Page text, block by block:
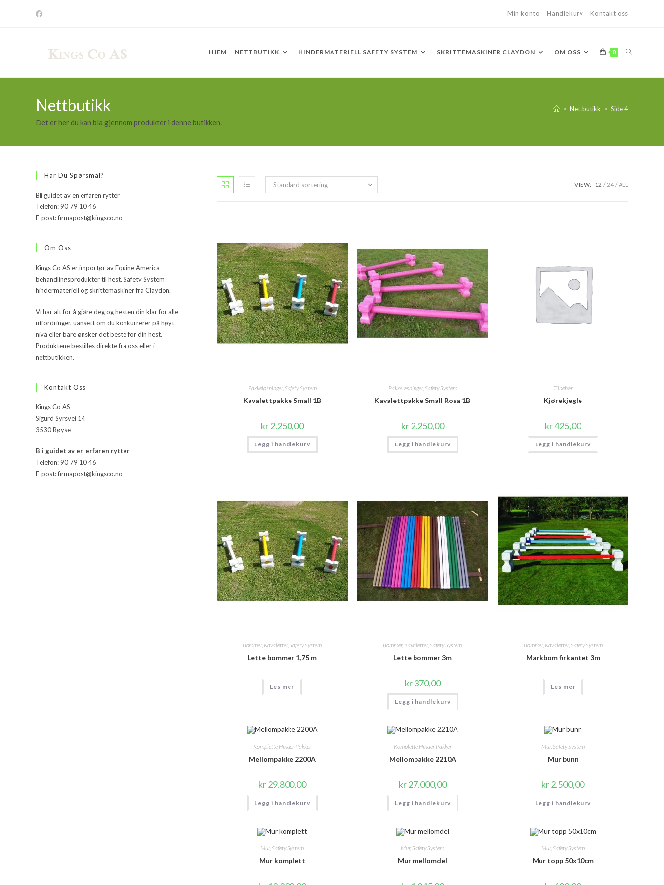
Min konto Handlekurv Kontakt oss
HJEM NETTBUTIKK HINDERMATERIELL SAFETY SYSTEM SKRITTEMASKINER CLAYDON OM OSS 0 TOGGLE
Nettbutikk
Det er her du kan bla gjennom produkter i denne butikken.
> Nettbutikk > Side 4
Standard sortering VIEW: 12 24 ALL
Pakkeløsninger, Safety System
Kavalettpakke Small 1B
kr2.250,00
Legg i handlekurv
Pakkeløsninger, Safety System
Kavalettpakke Small Rosa 1B
kr2.250,00
Legg i handlekurv
Tilbehør
Kjørekjegle
kr425,00
Legg i handlekurv
Bommer, Kavaletter, Safety System
Lette bommer 1,75 m
Les mer
Bommer, Kavaletter, Safety System
Lette bommer 3m
kr370,00
Legg i handlekurv
Bommer, Kavaletter, Safety System
Markbom firkantet 3m
Les mer
Komplette Hinder Pakker
Mellompakke 2200A
kr29.800,00
Legg i handlekurv
Komplette Hinder Pakker
Mellompakke 2210A
kr27.000,00
Legg i handlekurv
Mur, Safety System
Mur bunn
kr2.500,00
Legg i handlekurv
Mur, Safety System
Mur komplett
Mur, Safety System
Mur mellomdel
Mur, Safety System
Mur topp 50x10cm
Har Du Spørsmål?
Bli guidet av en erfaren rytter
Telefon: 90 79 10 46
E-post: firmapost@kingsco.no
Om Oss
Kings Co AS er importør av Equine America
behandlingsprodukter til hest, Safety System
hindermateriell og skrittemaskiner fra Claydon.
Vi har alt for å gjøre deg og hesten din klar for alle
utfordringer, uansett om du konkurrerer på høyt
nivå eller bare ønsker det beste for din hest.
Produktene bestilles direkte fra oss eller i
nettbutikken.
Kontakt Oss
Kings Co AS
Sigurd Syrsvei 14
3530 Røyse
Bli guidet av en erfaren rytter
Telefon: 90 79 10 46
E-post: firmapost@kingsco.no